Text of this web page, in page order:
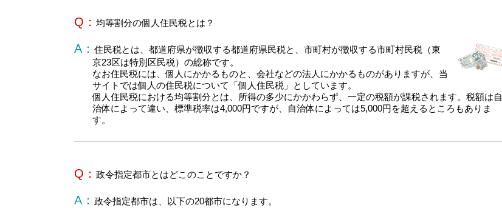
Q： 均等割分の個人住民税とは？
A： 住民税とは、都道府県が徴収する都道府県民税と、市町村が徴収する市町村民税（東
京23区は特別区民税）の総称です。
なお住民税には、個人にかかるものと、会社などの法人にかかるものがありますが、当
サイトでは個人の住民税について「個人住民税」としています。
個人住民税における均等割分とは、所得の多少にかかわらず、一定の税額が課税されます。税額は自
治体によって違い、標準税率は4,000円ですが、自治体によっては5,000円を超えるところもありま
す。
Q： 政令指定都市とはどこのことですか？
A： 政令指定都市は、以下の20都市になります。